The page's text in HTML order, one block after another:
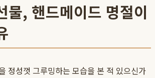
물, 핸드메이드 명절이
정성껏 그루밍하는 모습을 본 적 있으신가